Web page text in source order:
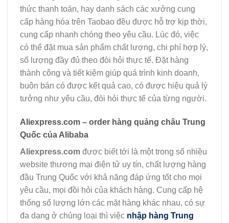
thức thanh toán, hay danh sách các xưởng cung
cấp hàng hóa trên Taobao đều được hỗ trợ kịp thời,
cung cấp nhanh chóng theo yêu cầu. Lúc đó, việc
có thể đặt mua sản phẩm chất lượng, chi phí hợp lý,
số lượng đầy đủ theo đòi hỏi thực tế. Đặt hàng
thành công và tiết kiệm giúp quá trình kinh doanh,
buôn bán có được kết quả cao, có được hiệu quả lý
tưởng như yêu cầu, đòi hỏi thực tế của từng người.
Aliexpress.com – order hàng quảng châu Trung
Quốc của Alibaba
Aliexpress.com được biết tới là một trong số nhiều
website thương mại điện tử uy tín, chất lượng hàng
đầu Trung Quốc với khả năng đáp ứng tốt cho mọi
yêu cầu, mọi đồi hỏi của khách hàng. Cung cấp hệ
thống số lượng lớn các mặt hàng khác nhau, có sự
đa dạng ở chủng loại thì việc nhập hàng Trung